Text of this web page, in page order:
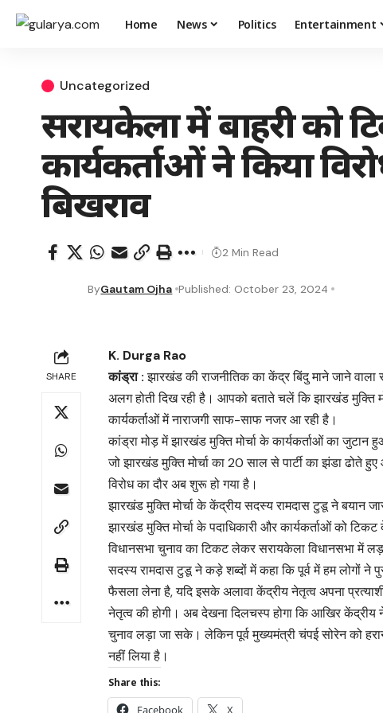
Home News Politics Entertainment
Uncategorized
सरायकेला में बाहरी को
कार्यकर्ताओं ने किया
बिखराव
ByGautam Ojha Published: October 23, 2024
2 Min Read
SHARE
K. Durga Rao
कांड्रा :झारखंड की राजनीतिक का केंद्र बिंदु माने जाने
अलग होती दिख रही है। आपको बताते चलें कि झारखंड मुक्ति
कार्यकर्ताओं में नाराजगी साफ-साफ नजर आ रही है।
कांड्रा मोड़ में झारखंड मुक्ति मोर्चा के कार्यकर्ताओं का
जो झारखंड मुक्ति मोर्चा का 20 साल से पार्टी का झंडा ढोते
विरोध का दौर अब शुरू हो गया है।
झारखंड मुक्ति मोर्चा के केंद्रीय सदस्य रामदास टुडू ने बयान
झारखंड मुक्ति मोर्चा के पदाधिकारी और कार्यकर्ताओं को
विधानसभा चुनाव का टिकट लेकर सरायकेला विधानसभा में
सदस्य रामदास टुडू ने कड़े शब्दों में कहा कि पूर्व में हम लोगों
फैसला लेना है, यदि इसके अलावा केंद्रीय नेतृत्व अपना
नेतृत्व की होगी। अब देखना दिलचस्प होगा कि आखिर केंद्रीय
चुनाव लड़ा जा सके। लेकिन पूर्व मुख्यमंत्री चंपई सोरेन को
नहीं लिया है।
Share this:
Facebook X